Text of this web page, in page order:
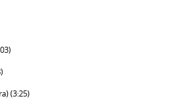
(3:25)